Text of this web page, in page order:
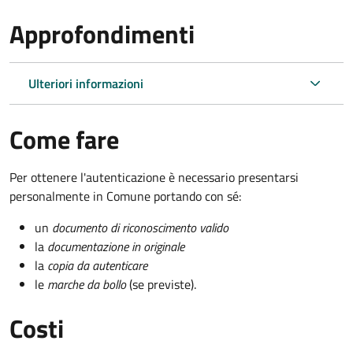
Approfondimenti
Ulteriori informazioni
Come fare
Per ottenere l'autenticazione è necessario presentarsi
personalmente in Comune portando con sé:
un documento di riconoscimento valido
la documentazione in originale
la copia da autenticare
le marche da bollo(se previste).
Costi